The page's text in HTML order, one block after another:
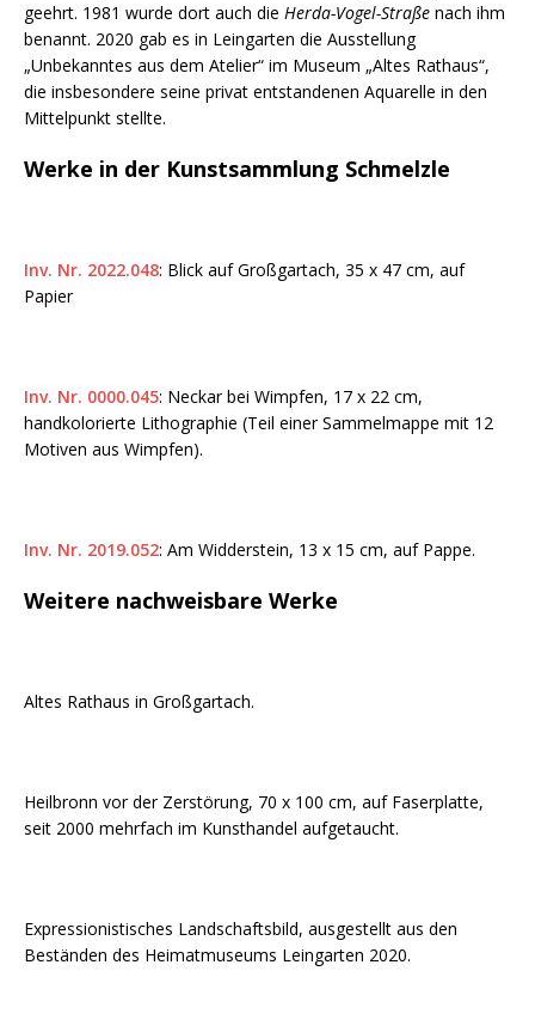
geehrt. 1981 wurde dort auch die Herda-Vogel-Straße nach ihm
benannt. 2020 gab es in Leingarten die Ausstellung
„Unbekanntes aus dem Atelier“ im Museum „Altes Rathaus“,
die insbesondere seine privat entstandenen Aquarelle in den
Mittelpunkt stellte.
Werke in der Kunstsammlung Schmelzle
Inv. Nr. 2022.048: Blick auf Großgartach, 35 x 47 cm, auf
Papier
Inv. Nr. 0000.045: Neckar bei Wimpfen, 17 x 22 cm,
handkolorierte Lithographie (Teil einer Sammelmappe mit 12
Motiven aus Wimpfen).
Inv. Nr. 2019.052: Am Widderstein, 13 x 15 cm, auf Pappe.
Weitere nachweisbare Werke
Altes Rathaus in Großgartach.
Heilbronn vor der Zerstörung, 70 x 100 cm, auf Faserplatte,
seit 2000 mehrfach im Kunsthandel aufgetaucht.
Expressionistisches Landschaftsbild, ausgestellt aus den
Beständen des Heimatmuseums Leingarten 2020.